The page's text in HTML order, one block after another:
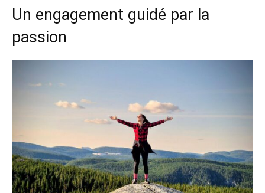
Un engagement guidé par la
passion